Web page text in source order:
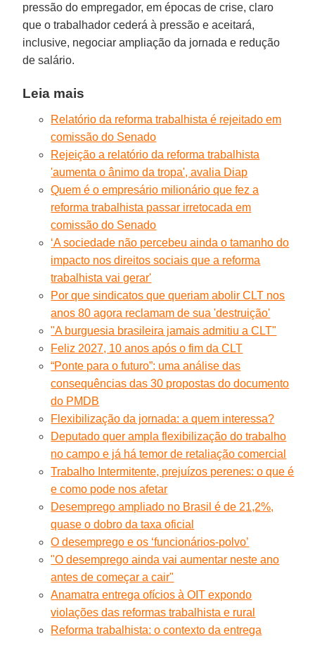
pressão do empregador, em épocas de crise, claro
que o trabalhador cederá à pressão e aceitará,
inclusive, negociar ampliação da jornada e redução
de salário.
Leia mais
Relatório da reforma trabalhista é rejeitado em
comissão do Senado
Rejeição a relatório da reforma trabalhista
'aumenta o ânimo da tropa', avalia Diap
Quem é o empresário milionário que fez a
reforma trabalhista passar irretocada em
comissão do Senado
‘A sociedade não percebeu ainda o tamanho do
impacto nos direitos sociais que a reforma
trabalhista vai gerar'
Por que sindicatos que queriam abolir CLT nos
anos 80 agora reclamam de sua 'destruição'
"A burguesia brasileira jamais admitiu a CLT"
Feliz 2027, 10 anos após o fim da CLT
“Ponte para o futuro”: uma análise das
consequências das 30 propostas do documento
do PMDB
Flexibilização da jornada: a quem interessa?
Deputado quer ampla flexibilização do trabalho
no campo e já há temor de retaliação comercial
Trabalho Intermitente, prejuízos perenes: o que é
e como pode nos afetar
Desemprego ampliado no Brasil é de 21,2%,
quase o dobro da taxa oficial
O desemprego e os ‘funcionários-polvo’
"O desemprego ainda vai aumentar neste ano
antes de começar a cair"
Anamatra entrega ofícios à OIT expondo
violações das reformas trabalhista e rural
Reforma trabalhista: o contexto da entrega